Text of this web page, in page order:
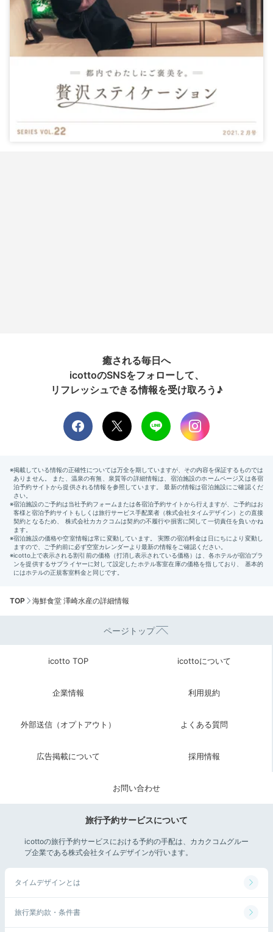
癒される毎日へ
icottoのSNSをフォローして、
リフレッシュできる情報を受け取ろう♪
TOP 海鮮食堂 澤崎水産の詳細情報
ページトップ
icotto TOP icottoについて
企業情報 利用規約
外部送信（オプトアウト） よくある質問
広告掲載について 採用情報
お問い合わせ
旅行予約サービスについて
icottoの旅行予約サービスにおける予約の手配は、カカクコムグルー
プ企業である株式会社タイムデザインが行います。
タイムデザインとは
旅行業約款・条件書